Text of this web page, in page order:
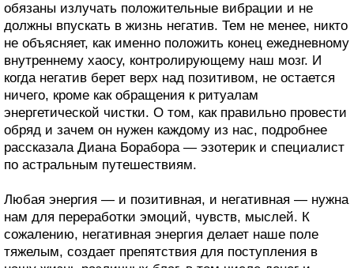
обязаны излучать положительные вибрации и не
должны впускать в жизнь негатив. Тем не менее, никто
не объясняет, как именно положить конец ежедневному
внутреннему хаосу, контролирующему наш мозг. И
когда негатив берет верх над позитивом, не остается
ничего, кроме как обращения к ритуалам
энергетической чистки. О том, как правильно провести
обряд и зачем он нужен каждому из нас, подробнее
рассказала Диана Борабора — эзотерик и специалист
по астральным путешествиям.
Любая энергия — и позитивная, и негативная — нужна
нам для переработки эмоций, чувств, мыслей. К
сожалению, негативная энергия делает наше поле
тяжелым, создает препятствия для поступления в